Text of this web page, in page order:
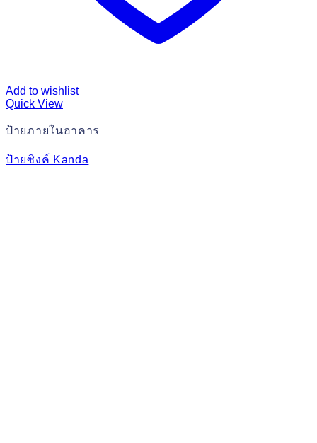
Add to wishlist
Quick View
ป้ายภายในอาคาร
ป้ายซิงค์ Kanda